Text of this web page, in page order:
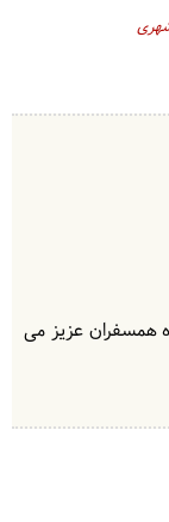
همسفران عزیز می